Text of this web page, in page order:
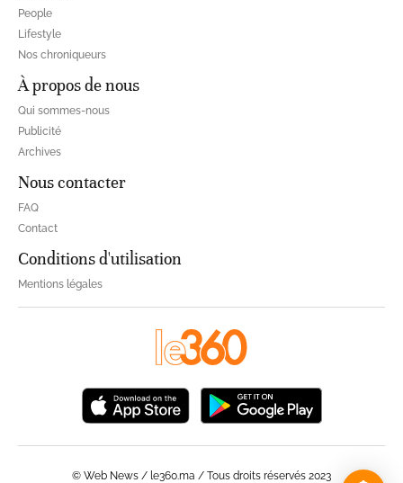
People
Lifestyle
Nos chroniqueurs
À propos de nous
Qui sommes-nous
Publicité
Archives
Nous contacter
FAQ
Contact
Conditions d'utilisation
Mentions légales
© Web News / le360.ma / Tous droits réservés 2023